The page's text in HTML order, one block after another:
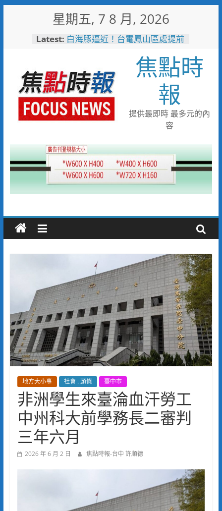
星期五, 7 8 月, 2026
Latest: 白海豚逼近！台電鳳山區處提前
中正地下道排水溝夜間清淤 水
利局:請用路人減速慢行
短影音行銷是什麼？2026 平台
比較、優缺點與電商變現全攻略
曾國城、王心凌、Roland 私下
也愛的深夜台味！傳承一甲子
「東引小吃店」外客都朝聖的國
戰火無情約旦母女護照卡關 移
民官有情一路陪伴化解危機
焦點時
報
提供最即時 最多元的內
容
地方大小事 社會 . 頭條 臺中市
非洲學生來臺淪血汗勞工
中州科大前學務長二審判
三年六月
2026 年 6 月 2 日 焦點時報-台中 許順德